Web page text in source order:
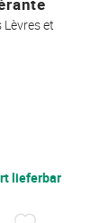
et
lieferbar